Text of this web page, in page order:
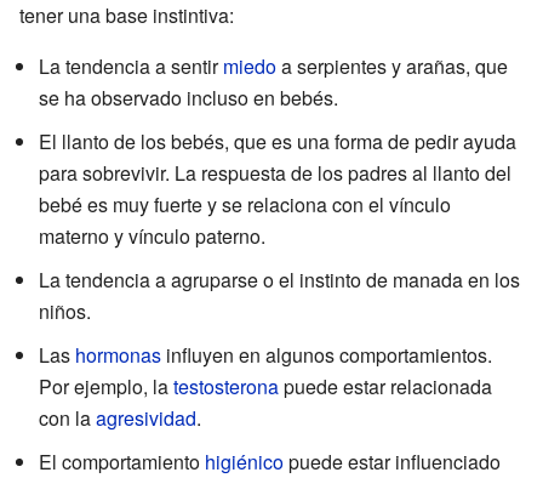
tener una base instintiva:
La tendencia a sentirmiedoa serpientes y arañas, que
se ha observado incluso en bebés.
El llanto de los bebés, que es una forma de pedir ayuda
para sobrevivir. La respuesta de los padres al llanto del
bebé es muy fuerte y se relaciona con el vínculo
materno y vínculo paterno.
La tendencia a agruparse o el instinto de manada en los
niños.
Las hormonas influyen en algunos comportamientos.
Por ejemplo, latestosteronapuede estar relacionada
con laagresividad.
El comportamiento higiénicopuede estar influenciado